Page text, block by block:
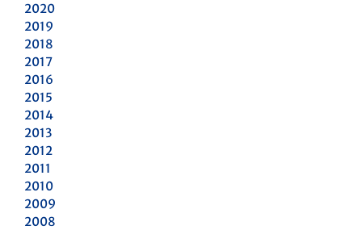
2020
2019
2018
2017
2016
2015
2014
2013
2012
2011
2010
2009
2008